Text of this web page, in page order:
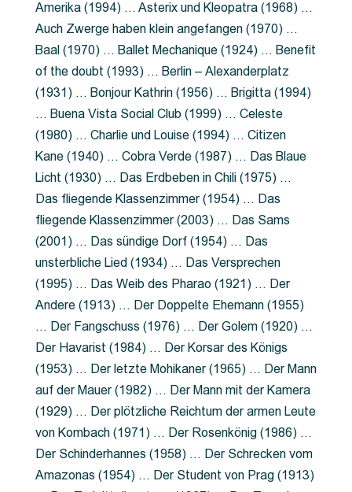
Amerika (1994) … Asterix und Kleopatra (1968) …
Auch Zwerge haben klein angefangen (1970) …
Baal (1970) … Ballet Mechanique (1924) … Benefit
of the doubt (1993) … Berlin – Alexanderplatz
(1931) … Bonjour Kathrin (1956) … Brigitta (1994)
… Buena Vista Social Club (1999) … Celeste
(1980) … Charlie und Louise (1994) … Citizen
Kane (1940) … Cobra Verde (1987) … Das Blaue
Licht (1930) … Das Erdbeben in Chili (1975) …
Das fliegende Klassenzimmer (1954) … Das
fliegende Klassenzimmer (2003) … Das Sams
(2001) … Das sündige Dorf (1954) … Das
unsterbliche Lied (1934) … Das Versprechen
(1995) … Das Weib des Pharao (1921) … Der
Andere (1913) … Der Doppelte Ehemann (1955)
… Der Fangschuss (1976) … Der Golem (1920) …
Der Havarist (1984) … Der Korsar des Königs
(1953) … Der letzte Mohikaner (1965) … Der Mann
auf der Mauer (1982) … Der Mann mit der Kamera
(1929) … Der plötzliche Reichtum der armen Leute
von Kombach (1971) … Der Rosenkönig (1986) …
Der Schinderhannes (1958) … Der Schrecken vom
Amazonas (1954) … Der Student von Prag (1913)